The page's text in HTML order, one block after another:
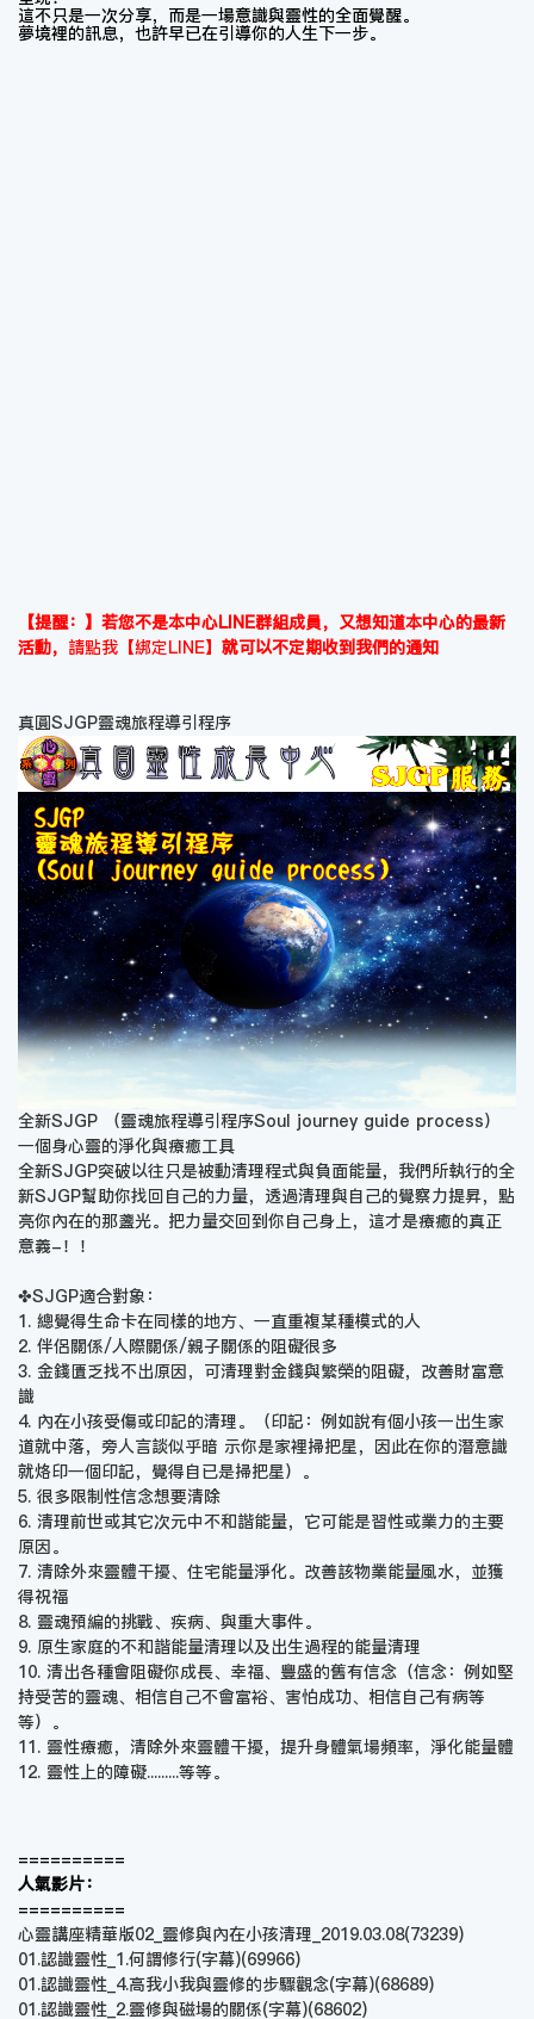
這不只是一次分享，而是一場意識與靈性的全面覺醒。
夢境裡的訊息，也許早已在引導你的人生下一步。
【提醒：】若您不是本中心LINE群組成員，又想知道本中心的最新
活動， 請點我【綁定LINE】 就可以不定期收到我們的通知
真圓SJGP靈魂旅程導引程序
全新SJGP （靈魂旅程導引程序Soul journey guide process）
一個身心靈的淨化與療癒工具
全新SJGP突破以往只是被動清理程式與負面能量，我們所執行的全
新SJGP幫助你找回自己的力量，透過清理與自己的覺察力提昇，點
亮你內在的那盞光。把力量交回到你自己身上，這才是療癒的真正
意義-！！
✤SJGP適合對象：
1. 總覺得生命卡在同樣的地方、一直重複某種模式的人
2. 伴侶關係/人際關係/親子關係的阻礙很多
3. 金錢匱乏找不出原因，可清理對金錢與繁榮的阻礙，改善財富意
識
4. 內在小孩受傷或印記的清理。（印記：例如說有個小孩一出生家
道就中落，旁人言談似乎暗 示你是家裡掃把星，因此在你的潛意識
就烙印一個印記，覺得自已是掃把星）。
5. 很多限制性信念想要清除
6. 清理前世或其它次元中不和諧能量，它可能是習性或業力的主要
原因。
7. 清除外來靈體干擾、住宅能量淨化。改善該物業能量風水，並獲
得祝福
8. 靈魂預編的挑戰、疾病、與重大事件。
9. 原生家庭的不和諧能量清理以及出生過程的能量清理
10. 清出各種會阻礙你成長、幸福、豐盛的舊有信念（信念：例如堅
持受苦的靈魂、相信自己不會富裕、害怕成功、相信自己有病等
等）。
11. 靈性療癒，清除外來靈體干擾，提升身體氣場頻率，淨化能量體
12. 靈性上的障礙.........等等。
==========
人氣影片：
==========
心靈講座精華版02_靈修與內在小孩清理_2019.03.08(73239)
01.認識靈性_1.何謂修行(字幕)(69966)
01.認識靈性_4.高我小我與靈修的步驟觀念(字幕)(68689)
01.認識靈性_2.靈修與磁場的關係(字幕)(68602)